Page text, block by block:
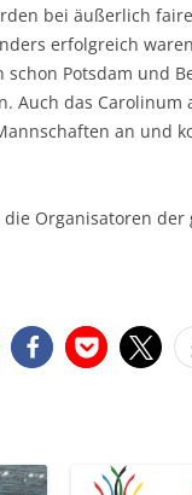
bei äußerlich
erfolgreich
schon Potsdam und
Auch das Carolinum
an und
die Organisatoren der